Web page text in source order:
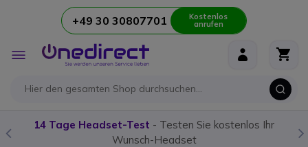
Zum Inhalt springen+49 30 30807701 Kostenlos
anrufen
Navigation
umschalten
Tage Headset-Test- Testen Sie kostenlos Ihr
Wunsch-Headset
Unser